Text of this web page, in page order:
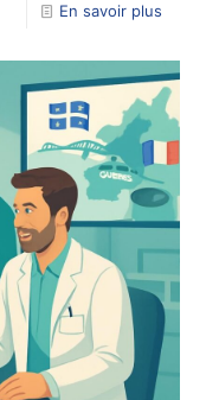
En savoir plus